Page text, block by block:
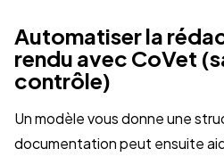
Automatiser la
rendu avec CoVet
contrôle)
Un modèle vous donne une
documentation peut ensuite